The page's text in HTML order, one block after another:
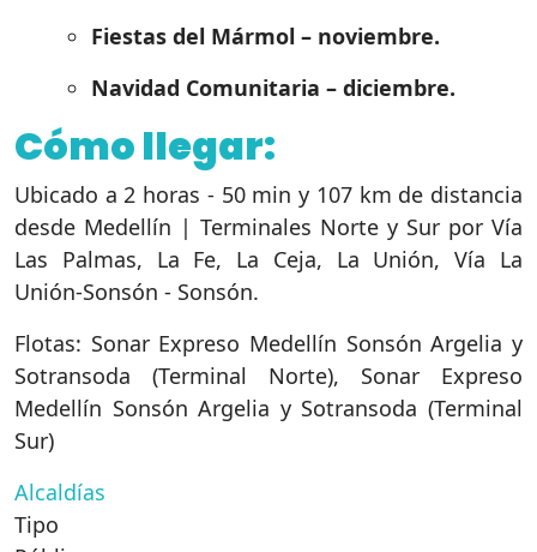
Fiestas del Mármol – noviembre.
Navidad Comunitaria – diciembre.
Cómo llegar:
Ubicado a 2 horas - 50 min y 107 km de distancia
desde Medellín | Terminales Norte y Sur por Vía
Las Palmas, La Fe, La Ceja, La Unión, Vía La
Unión-Sonsón - Sonsón.
Flotas: Sonar Expreso Medellín Sonsón Argelia y
Sotransoda (Terminal Norte), Sonar Expreso
Medellín Sonsón Argelia y Sotransoda (Terminal
Sur)
Alcaldías
Tipo